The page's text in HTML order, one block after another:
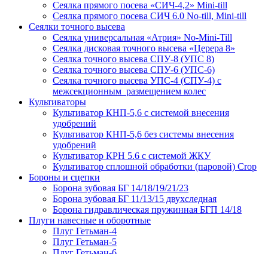
Сеялка прямого посева «СИЧ-4,2» Mini-till
Сеялка прямого посева СИЧ 6.0 No-till, Mini-till
Сеялки точного высева
Сеялка универсальная «Атрия» No-Mini-Till
Сеялка дисковая точного высева «Церера 8»
Сеялка точного высева СПУ-8 (УПС 8)
Сеялка точного высева СПУ-6 (УПС-6)
Сеялка точного высева УПС-4 (СПУ-4) с
межсекционным размещением колес
Культиваторы
Культиватор КНП-5,6 с системой внесения
удобрений
Культиватор КНП-5,6 без системы внесения
удобрений
Культиватор КРН 5.6 с системой ЖКУ
Культиватор сплошной обработки (паровой) Crop
Бороны и сцепки
Борона зубовая БГ 14/18/19/21/23
Борона зубовая БГ 11/13/15 двухследная
Борона гидравлическая пружинная БГП 14/18
Плуги навесные и оборотные
Плуг Гетьман-4
Плуг Гетьман-5